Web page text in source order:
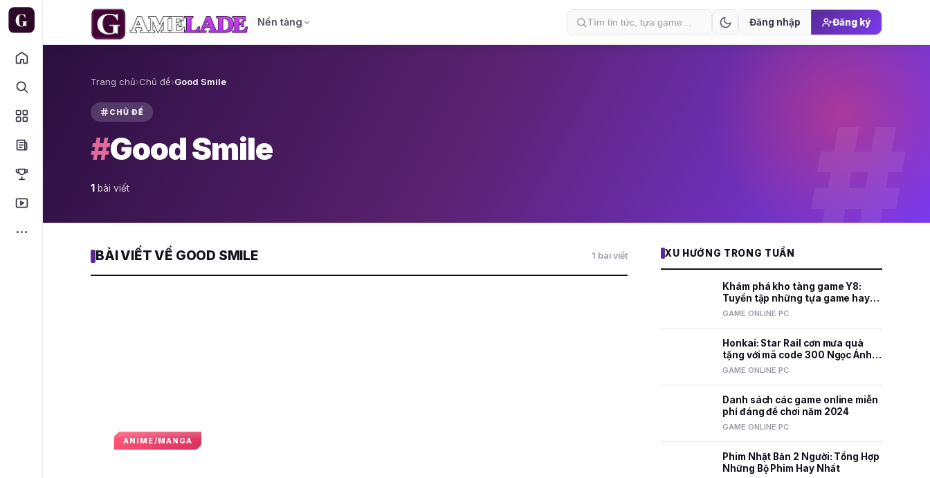
Nền tảng Đăng nhập Đăng ký
Trang chủ›Chủ đề›Good Smile
CHỦ ĐỀ
#Good Smile
1 bài viết #
BÀI VIẾT VỀ GOOD SMILE 1 bài viết
ANIME/MANGA
XU HƯỚNG TRONG TUẦN
Khám phá kho tàng game Y8:
Tuyển tập những tựa game hay
nhất mọi thời đại
GAME ONLINE PC
Honkai: Star Rail cơn mưa quà
tặng với mã code 300 Ngọc Ánh
Sao và nhiều phần thưởng hấp
GAME ONLINE PC
Danh sách các game online miễn
phí đáng để chơi năm 2024
GAME ONLINE PC
Phim Nhật Bản 2 Người: Tổng Hợp
Những Bộ Phim Hay Nhất